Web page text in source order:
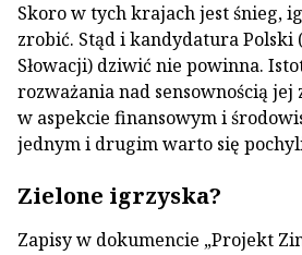
Skoro w tych krajach jest śnieg,
zrobić. Stąd i kandydatura Polski
Słowacji) dziwić nie powinna.
rozważania nad sensownością jej
w aspekcie finansowym i
jednym i drugim warto się
Zielone igrzyska?
Zapisy w dokumencie „Projekt